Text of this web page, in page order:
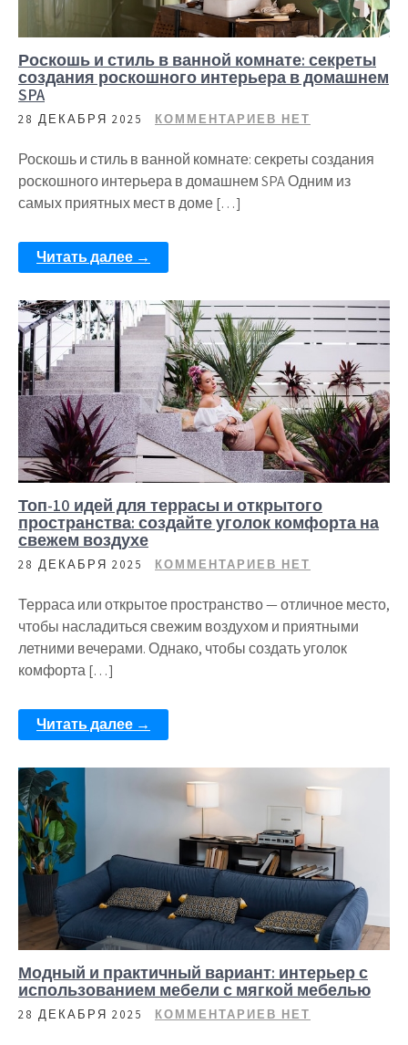
Роскошь и стиль в ванной комнате: секреты
создания роскошного интерьера в домашнем
SPA
28 ДЕКАБРЯ 2025 КОММЕНТАРИЕВ НЕТ
Роскошь и стиль в ванной комнате: секреты создания
роскошного интерьера в домашнем SPA Одним из
самых приятных мест в доме […]
Читать далее →
Топ-10 идей для террасы и открытого
пространства: создайте уголок комфорта на
свежем воздухе
28 ДЕКАБРЯ 2025 КОММЕНТАРИЕВ НЕТ
Терраса или открытое пространство — отличное место,
чтобы насладиться свежим воздухом и приятными
летними вечерами. Однако, чтобы создать уголок
комфорта […]
Читать далее →
Модный и практичный вариант: интерьер с
использованием мебели с мягкой мебелью
28 ДЕКАБРЯ 2025 КОММЕНТАРИЕВ НЕТ